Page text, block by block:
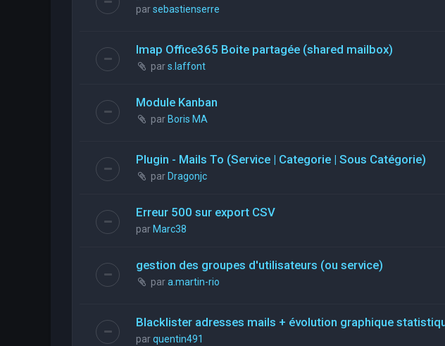
parsebastienserre
Imap Office365 Boite partagée (shared mailbox)
pars.laffont
Module Kanban
par Boris MA
Plugin - Mails To (Service | Categorie | Sous Catégorie)
par Dragonjc
Erreur 500 sur export CSV
par Marc38
gestion des groupes d'utilisateurs (ou service)
para.martin-rio
Blacklister adresses mails + évolution graphique
parquentin491